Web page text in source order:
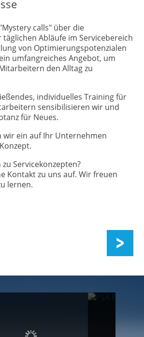
calls" über die
Abläufe im Servicebereich
von Optimierungspotenzialen
umfangreiches Angebot, um
den Alltag zu
individuelles Training für
sensibilisieren wir und
für Neues.
wir ein auf Ihr Unternehmen
Servicekonzepten?
Kontakt zu uns auf. Wir freuen
lernen.